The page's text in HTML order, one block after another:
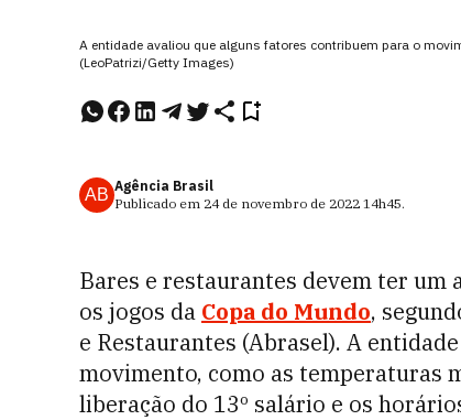
A entidade avaliou que alguns fatores contribuem para o
(LeoPatrizi/Getty Images)
AB Agência Brasil
Publicado em 24 de novembro de 2022 14h45.
Bares e restaurantes devem ter um
os jogos da Copa do Mundo,
e Restaurantes (Abrasel). A
movimento, como as temperaturas
liberação do 13º salário e os